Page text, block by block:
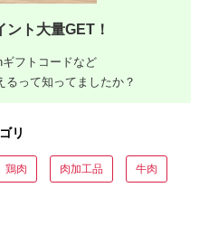
ト大量GET！
フトコードなど
って知ってましたか？
リ
鶏肉 肉加工品 牛肉